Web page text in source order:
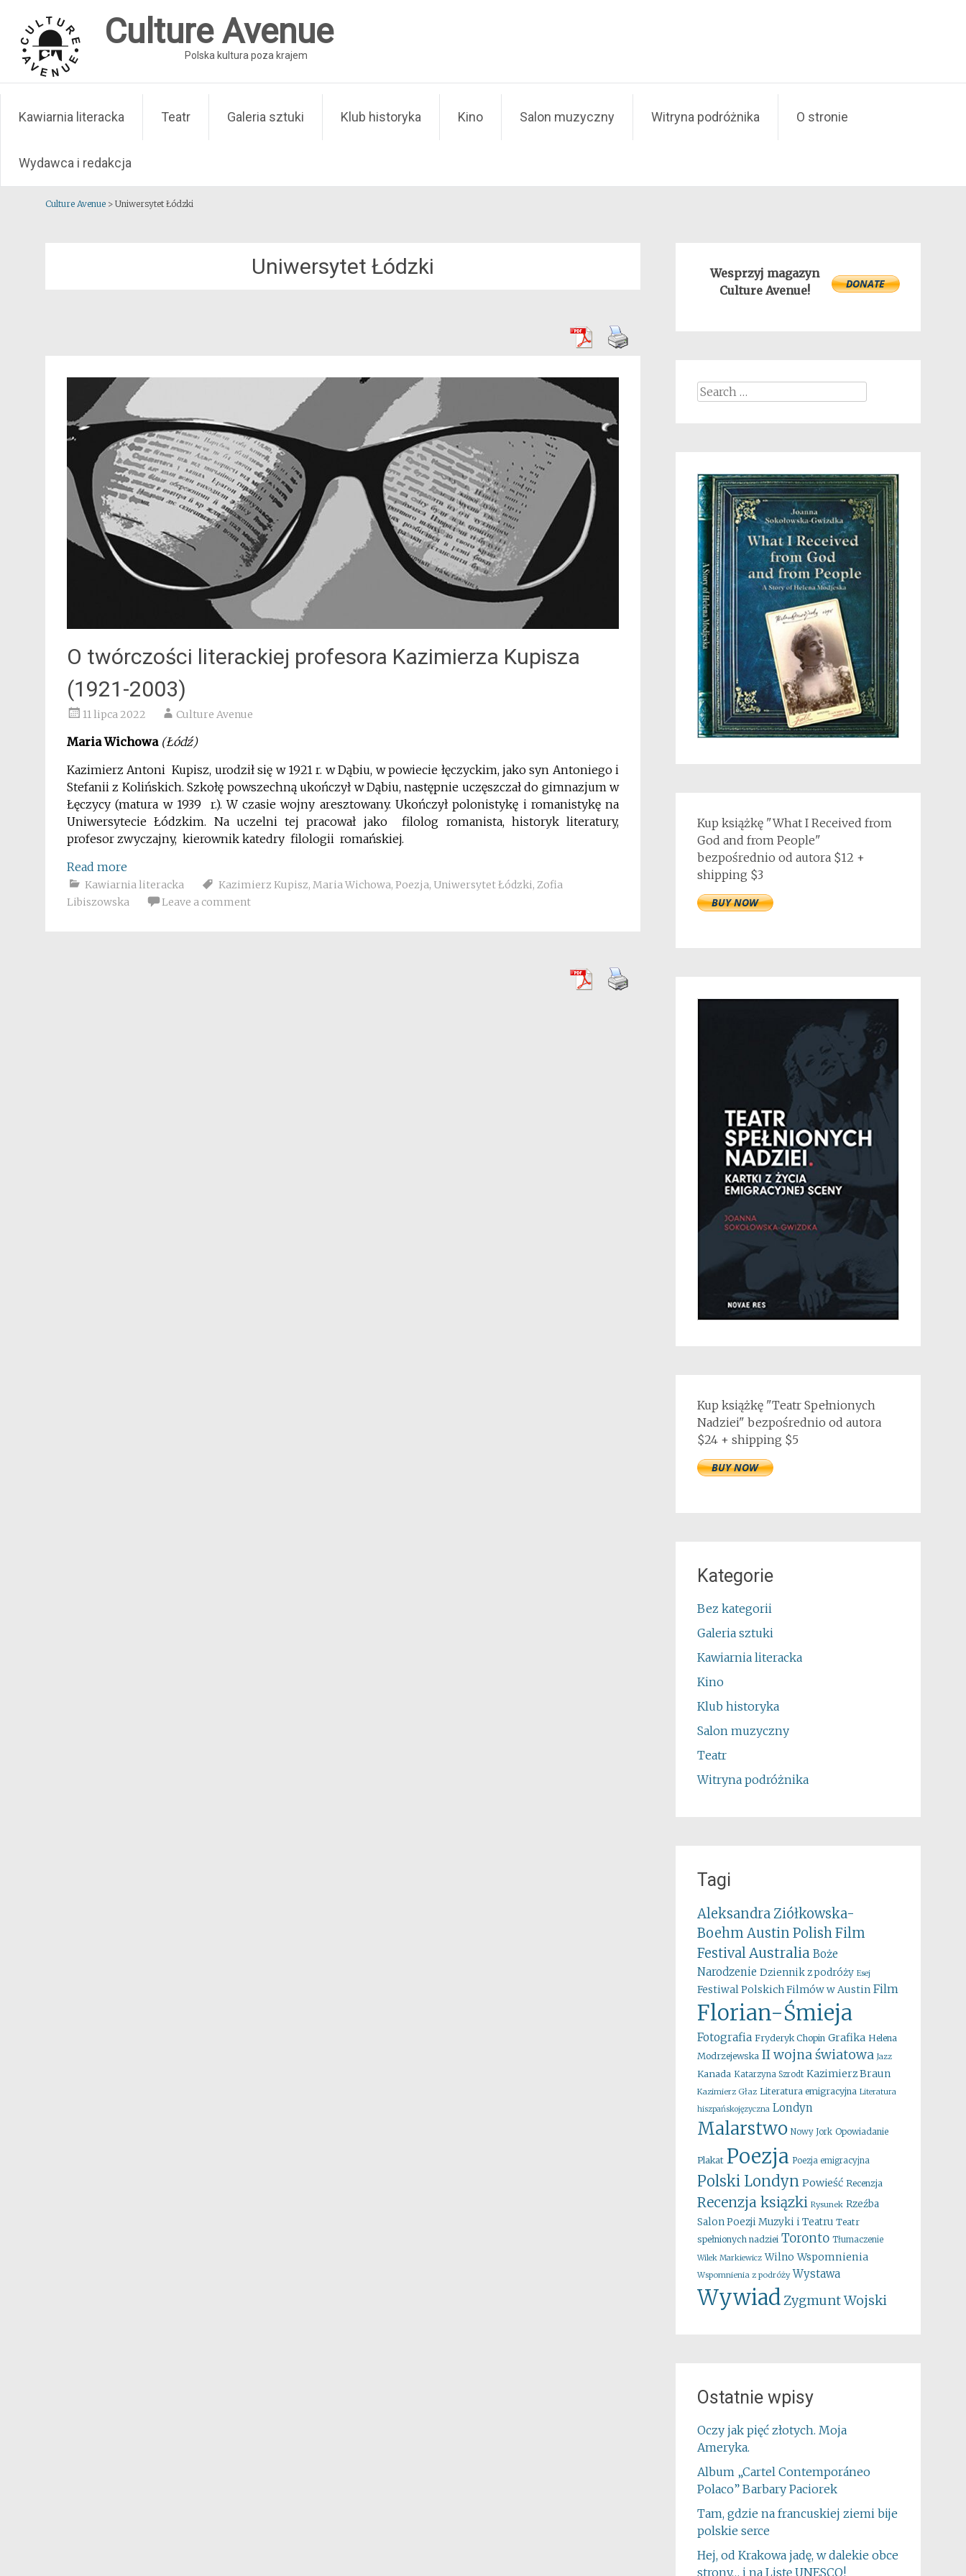
content
Culture Avenue
Polska kultura poza krajem
Kawiarnia literacka Teatr Galeria sztuki Klub historyka Kino Salon muzyczny Witryna podróżnika O stronie
Wydawca i redakcja
Culture Avenue > Uniwersytet Łódzki
Uniwersytet Łódzki
O twórczości literackiej profesora Kazimierza Kupisza
(1921-2003)
11 lipca 2022 Culture Avenue
Maria Wichowa (Łódź)
Kazimierz Antoni Kupisz, urodził się w 1921 r. w Dąbiu, w powiecie łęczyckim, jako syn Antoniego i
Stefanii z Kolińskich. Szkołę powszechną ukończył w Dąbiu, następnie uczęszczał do gimnazjum w
Łęczycy (matura w 1939 r.). W czasie wojny aresztowany. Ukończył polonistykę i romanistykę na
Uniwersytecie Łódzkim. Na uczelni tej pracował jako filolog romanista, historyk literatury,
profesor zwyczajny, kierownik katedry filologii romańskiej.
Read more
Kawiarnia literacka Kazimierz Kupisz, Maria Wichowa, Poezja, Uniwersytet Łódzki, Zofia
Libiszowska
Leave a comment
Wesprzyj magazyn
Culture Avenue!
Search
Kup książkę "What I Received from
God and from People"
bezpośrednio od autora $12 +
shipping $3
Kup książkę "Teatr Spełnionych
Nadziei" bezpośrednio od autora
$24 + shipping $5
Kategorie
Bez kategorii
Galeria sztuki
Kawiarnia literacka
Kino
Klub historyka
Salon muzyczny
Teatr
Witryna podróżnika
Tagi
Aleksandra Ziółkowska-
Boehm Austin Polish Film
FestivalAustralia Boże
Narodzenie Dziennik z podróży Esej
Festiwal Polskich Filmów w Austin Film
Florian-Śmieja
Fotografia Fryderyk Chopin Grafika Helena
Modrzejewska II wojna światowa Jazz
Kanada Katarzyna Szrodt Kazimierz Braun
Kazimierz Głaz Literatura emigracyjna Literatura
hiszpańskojęzyczna Londyn
Malarstwo Nowy Jork Opowiadanie
Plakat Poezja Poezja emigracyjna
Polski Londyn Powieść Recenzja
Recenzja ksiązki Rysunek Rzeźba
Salon Poezji Muzyki i Teatru Teatr
spełnionych nadziei Toronto Tłumaczenie
Wilek Markiewicz Wilno Wspomnienia
Wspomnienia z podróży Wystawa
WywiadZygmunt Wojski
Ostatnie wpisy
Oczy jak pięć złotych. Moja
Ameryka.
Album „Cartel Contemporáneo
Polaco” Barbary Paciorek
Tam, gdzie na francuskiej ziemi bije
polskie serce
Hej, od Krakowa jadę, w dalekie obce
strony… i na Listę UNESCO!